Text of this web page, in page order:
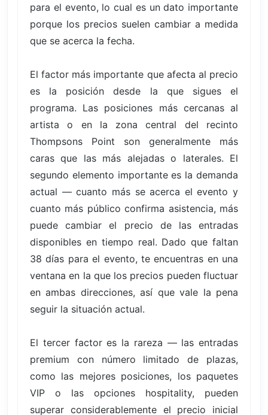
para el evento, lo cual es un dato importante
porque los precios suelen cambiar a medida
que se acerca la fecha.
El factor más importante que afecta al precio
es la posición desde la que sigues el
programa. Las posiciones más cercanas al
artista o en la zona central del recinto
Thompsons Point son generalmente más
caras que las más alejadas o laterales. El
segundo elemento importante es la demanda
actual — cuanto más se acerca el evento y
cuanto más público confirma asistencia, más
puede cambiar el precio de las entradas
disponibles en tiempo real. Dado que faltan
38 días para el evento, te encuentras en una
ventana en la que los precios pueden fluctuar
en ambas direcciones, así que vale la pena
seguir la situación actual.
El tercer factor es la rareza — las entradas
premium con número limitado de plazas,
como las mejores posiciones, los paquetes
VIP o las opciones hospitality, pueden
superar considerablemente el precio inicial